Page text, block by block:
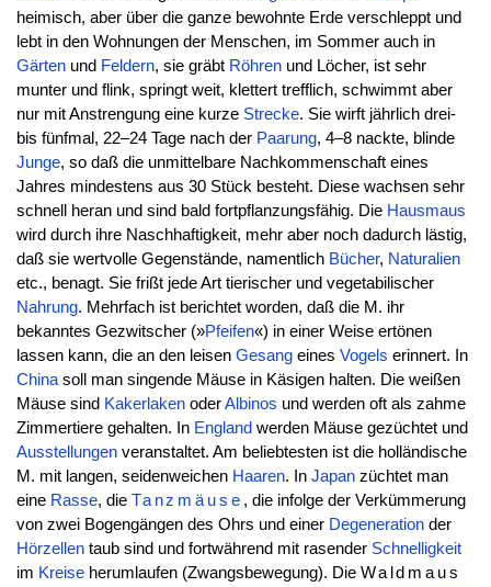
heimisch, aber über die ganze bewohnte Erde verschleppt und
lebt in den Wohnungen der Menschen, im Sommer auch in
Gärtenund Feldern, sie gräbt Röhrenund Löcher, ist sehr
munter und flink, springt weit, klettert trefflich, schwimmt aber
nur mit Anstrengung eine kurze Strecke. Sie wirft jährlich drei-
bis fünfmal, 22–24 Tage nach der Paarung, 4–8 nackte, blinde
Junge, so daß die unmittelbare Nachkommenschaft eines
Jahres mindestens aus 30 Stück besteht. Diese wachsen sehr
schnell heran und sind bald fortpflanzungsfähig. Die Hausmaus
wird durch ihre Naschhaftigkeit, mehr aber noch dadurch lästig,
daß sie wertvolle Gegenstände, namentlich Bücher, Naturalien
etc., benagt. Sie frißt jede Art tierischer und vegetabilischer
Nahrung. Mehrfach ist berichtet worden, daß die M. ihr
bekanntes Gezwitscher (»Pfeifen«) in einer Weise ertönen
lassen kann, die an den leisen Gesangeines Vogels erinnert. In
Chinasoll man singende Mäuse in Käsigen halten. Die weißen
Mäuse sind KakerlakenoderAlbinos und werden oft als zahme
Zimmertiere gehalten. In England werden Mäuse gezüchtet und
Ausstellungenveranstaltet. Am beliebtesten ist die holländische
M. mit langen, seidenweichen Haaren. In Japanzüchtet man
eine Rasse, die Tanzmäuse , die infolge der Verkümmerung
von zwei Bogengängen des Ohrs und einer Degenerationder
Hörzellentaub sind und fortwährend mit rasender Schnelligkeit
im Kreiseherumlaufen (Zwangsbewegung). Die Waldmaus